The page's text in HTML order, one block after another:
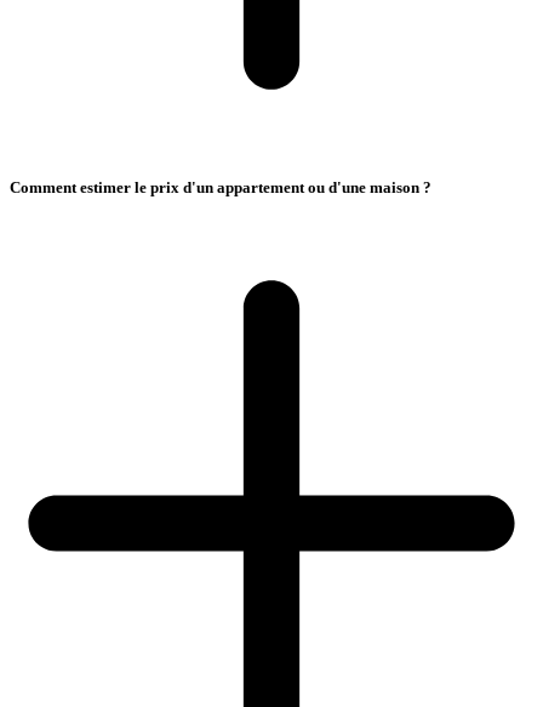
Comment estimer le prix d'un appartement ou d'une maison ?